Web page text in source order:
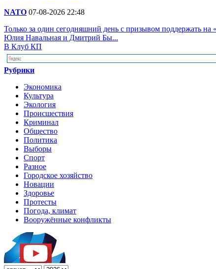
NATO 07-08-2026 22:48
Только за один сегодняшний день с призывом поддержать
Юлия Навальная и Дмитрий Бы...
В Клуб КП
Рубрики
Экономика
Культура
Экология
Происшествия
Криминал
Общество
Политика
Выборы
Спорт
Разное
Городское хозяйство
Новации
Здоровье
Протесты
Погода, климат
Вооружённые конфликты